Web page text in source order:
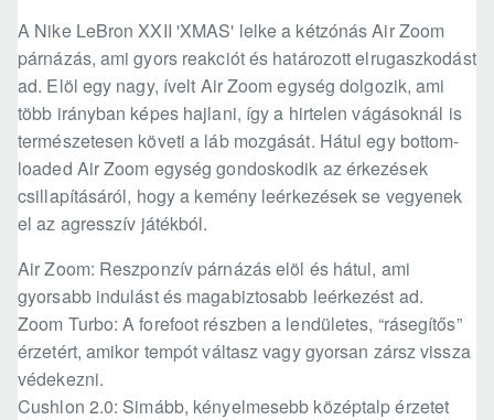
A Nike LeBron XXII 'XMAS' lelke a kétzónás Air Zoom
párnázás, ami gyors reakciót és határozott elrugaszkodást
ad. Elöl egy nagy, ívelt Air Zoom egység dolgozik, ami
több irányban képes hajlani, így a hirtelen vágásoknál is
természetesen követi a láb mozgását. Hátul egy bottom-
loaded Air Zoom egység gondoskodik az érkezések
csillapításáról, hogy a kemény leérkezések se vegyenek
el az agresszív játékból.
Air Zoom: Reszponzív párnázás elöl és hátul, ami
gyorsabb indulást és magabiztosabb leérkezést ad.
Zoom Turbo: A forefoot részben a lendületes, “rásegítős”
érzetért, amikor tempót váltasz vagy gyorsan zársz vissza
védekezni.
Cushlon 2.0: Simább, kényelmesebb középtalp érzetet